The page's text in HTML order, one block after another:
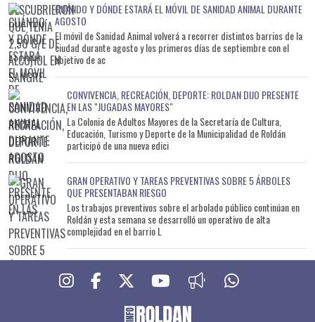
CUÁNDO Y DÓNDE ESTARÁ EL MÓVIL DE SANIDAD ANIMAL DURANTE
AGOSTO
El móvil de Sanidad Animal volverá a recorrer distintos barrios de la
ciudad durante agosto y los primeros días de septiembre con el
objetivo de ac
CONVIVENCIA, RECREACIÓN, DEPORTE: ROLDAN DIJO PRESENTE
EN LAS "JUGADAS MAYORES"
La Colonia de Adultos Mayores de la Secretaría de Cultura,
Educación, Turismo y Deporte de la Municipalidad de Roldán
participó de una nueva edici
GRAN OPERATIVO Y TAREAS PREVENTIVAS SOBRE 5 ÁRBOLES
QUE PRESENTABAN RIESGO
Los trabajos preventivos sobre el arbolado público continúan en
Roldán y esta semana se desarrolló un operativo de alta
complejidad en el barrio L